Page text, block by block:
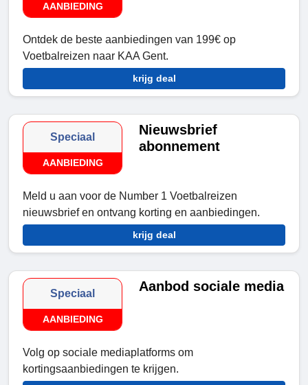
AANBIEDING
Ontdek de beste aanbiedingen van 199€ op
Voetbalreizen naar KAA Gent.
krijg deal
Speciaal
AANBIEDING
Nieuwsbrief
abonnement
Meld u aan voor de Number 1 Voetbalreizen
nieuwsbrief en ontvang korting en aanbiedingen.
krijg deal
Speciaal
AANBIEDING
Aanbod sociale media
Volg op sociale mediaplatforms om
kortingsaanbiedingen te krijgen.